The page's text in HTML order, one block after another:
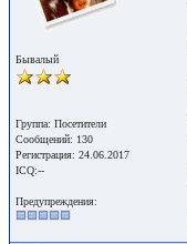
Бывалый
Группа: Посетители
Сообщений: 130
Регистрация: 24.06.2017
ICQ:--
Предупреждения: